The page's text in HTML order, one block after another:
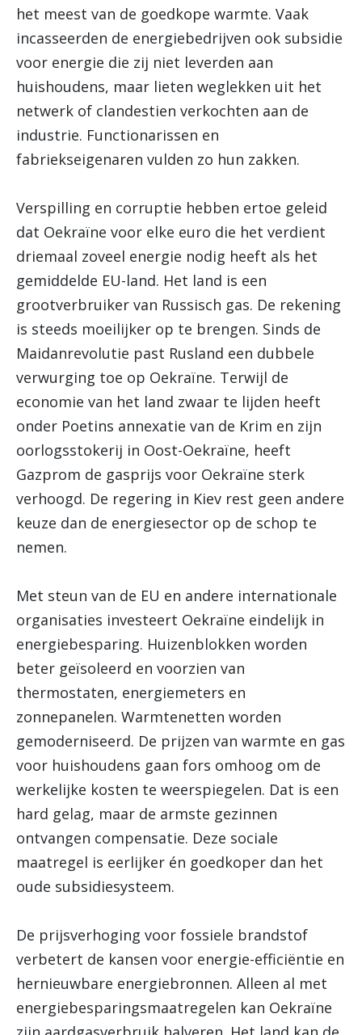
het meest van de goedkope warmte. Vaak
incasseerden de energiebedrijven ook subsidie
voor energie die zij niet leverden aan
huishoudens, maar lieten weglekken uit het
netwerk of clandestien verkochten aan de
industrie. Functionarissen en
fabriekseigenaren vulden zo hun zakken.
Verspilling en corruptie hebben ertoe geleid
dat Oekraïne voor elke euro die het verdient
driemaal zoveel energie nodig heeft als het
gemiddelde EU-land. Het land is een
grootverbruiker van Russisch gas. De rekening
is steeds moeilijker op te brengen. Sinds de
Maidanrevolutie past Rusland een dubbele
verwurging toe op Oekraïne. Terwijl de
economie van het land zwaar te lijden heeft
onder Poetins annexatie van de Krim en zijn
oorlogsstokerij in Oost-Oekraïne, heeft
Gazprom de gasprijs voor Oekraïne sterk
verhoogd. De regering in Kiev rest geen andere
keuze dan de energiesector op de schop te
nemen.
Met steun van de EU en andere internationale
organisaties investeert Oekraïne eindelijk in
energiebesparing. Huizenblokken worden
beter geïsoleerd en voorzien van
thermostaten, energiemeters en
zonnepanelen. Warmtenetten worden
gemoderniseerd. De prijzen van warmte en gas
voor huishoudens gaan fors omhoog om de
werkelijke kosten te weerspiegelen. Dat is een
hard gelag, maar de armste gezinnen
ontvangen compensatie. Deze sociale
maatregel is eerlijker én goedkoper dan het
oude subsidiesysteem.
De prijsverhoging voor fossiele brandstof
verbetert de kansen voor energie-efficiëntie en
hernieuwbare energiebronnen. Alleen al met
energiebesparingsmaatregelen kan Oekraïne